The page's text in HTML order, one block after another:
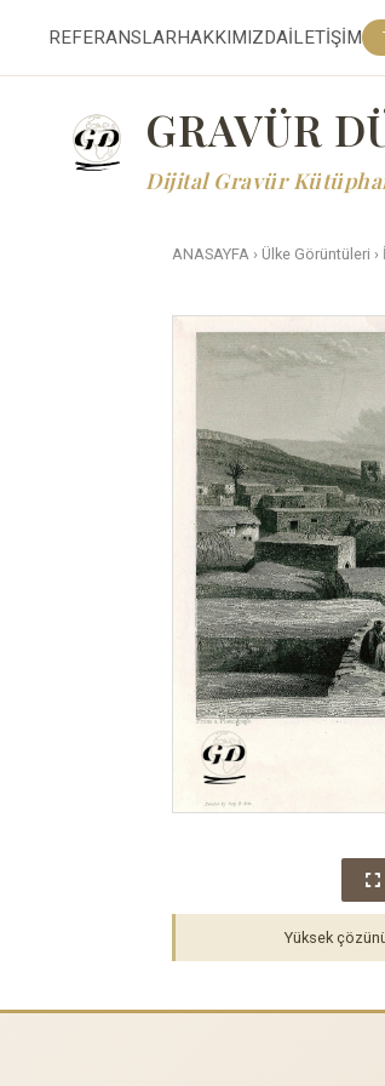
REFERANSLARHAKKIMIZDAİLETİŞİM
GRAVÜR
Dijital Gravür
ANASAYFA › Ülke Görüntüleri ›
Yüksek